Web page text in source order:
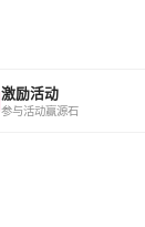
激励活动
参与活动赢源石